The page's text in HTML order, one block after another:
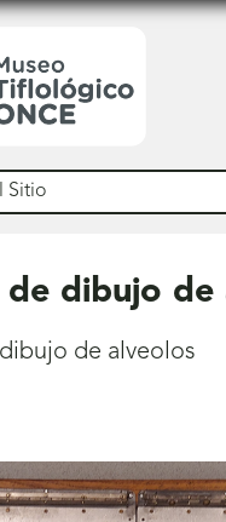
de dibujo de
de alveolos